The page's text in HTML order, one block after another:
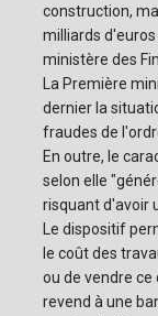
construction,
milliards d'euros
ministère des
La Première
dernier la
fraudes de
En outre, le
selon elle
risquant d'avoir
Le dispositif
le coût des
ou de vendre
revend à une